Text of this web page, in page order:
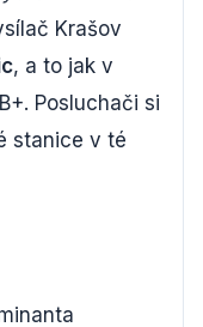
Krašov
, a to jak v
Posluchači si
stanice v té